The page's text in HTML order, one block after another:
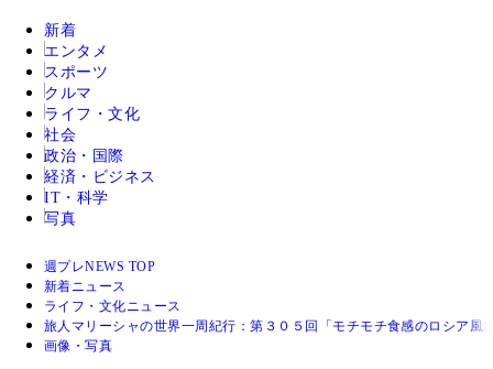
新着
エンタメ
スポーツ
クルマ
ライフ・文化
社会
政治・国際
経済・ビジネス
IT・科学
写真
週プレNEWS TOP
新着ニュース
ライフ・文化ニュース
旅人マリーシャの世界一周紀行：第３０５回「モチモチ食感のロシア風
画像・写真